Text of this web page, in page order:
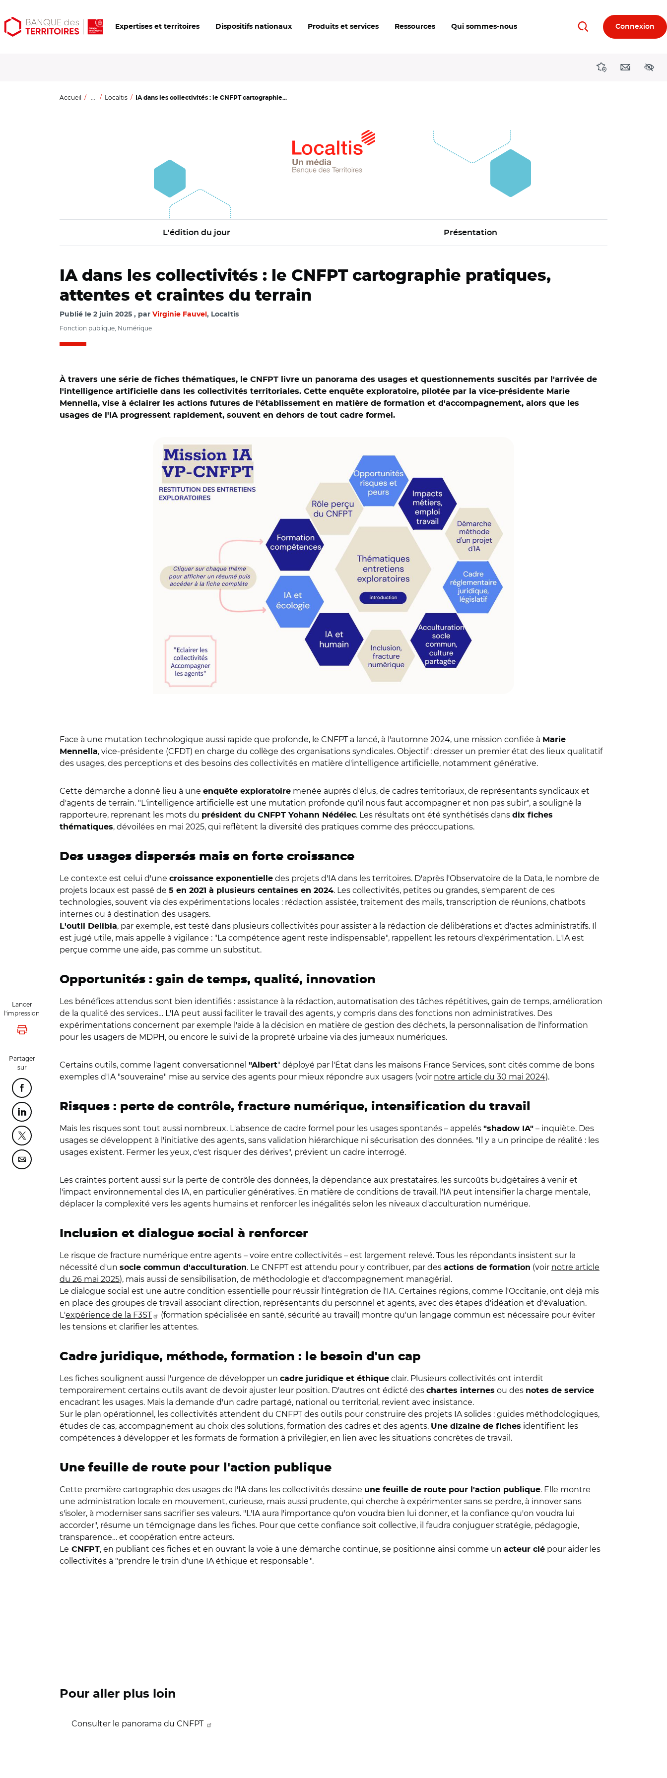
Aller
au
Aller
au
Ouvrir
les
Expertises et territoires Dispositifs nationaux Produits et services Ressources Qui sommes-nous RechercherConnexion
DirectionsContact
Accueil ... Localtis IA dans les collectivités : le CNFPT cartographie...
L'édition du jour Présentation
Lancer
l'impression
Lancer l'impression
Partager
sur
Partager cette page sur Facebook
Partager cette page sur Linkedin
Partager cette page sur Twitter
Partager cette page sur Courriel
IA dans les collectivités : le CNFPT cartographie pratiques,
attentes et craintes du terrain
Publié le 2 juin 2025 par Virginie Fauvel , Localtis
Fonction publique, Numérique
À travers une série de fiches thématiques, le CNFPT livre un panorama des usages et questionnements suscités par l'arrivée de
l'intelligence artificielle dans les collectivités territoriales. Cette enquête exploratoire, pilotée par la vice-présidente Marie
Mennella, vise à éclairer les actions futures de l'établissement en matière de formation et d'accompagnement, alors que les
usages de l'IA progressent rapidement, souvent en dehors de tout cadre formel.
Face à une mutation technologique aussi rapide que profonde, le CNFPT a lancé, à l'automne 2024, une mission confiée à Marie
Mennella, vice-présidente (CFDT) en charge du collège des organisations syndicales. Objectif : dresser un premier état des lieux qualitatif
des usages, des perceptions et des besoins des collectivités en matière d'intelligence artificielle, notamment générative.
Cette démarche a donné lieu à une enquête exploratoire menée auprès d'élus, de cadres territoriaux, de représentants syndicaux et
d'agents de terrain. "L'intelligence artificielle est une mutation profonde qu'il nous faut accompagner et non pas subir", a souligné la
rapporteure, reprenant les mots du président du CNFPT Yohann Nédélec. Les résultats ont été synthétisés dans dix fiches
thématiques, dévoilées en mai 2025, qui reflètent la diversité des pratiques comme des préoccupations.
Des usages dispersés mais en forte croissance
Le contexte est celui d'une croissance exponentielle des projets d'IA dans les territoires. D'après l'Observatoire de la Data, le nombre de
projets locaux est passé de 5 en 2021 à plusieurs centaines en 2024. Les collectivités, petites ou grandes, s'emparent de ces
technologies, souvent via des expérimentations locales : rédaction assistée, traitement des mails, transcription de réunions, chatbots
internes ou à destination des usagers.
L'outil Delibia, par exemple, est testé dans plusieurs collectivités pour assister à la rédaction de délibérations et d'actes administratifs. Il
est jugé utile, mais appelle à vigilance : "La compétence agent reste indispensable", rappellent les retours d'expérimentation. L'IA est
perçue comme une aide, pas comme un substitut.
Opportunités : gain de temps, qualité, innovation
Les bénéfices attendus sont bien identifiés : assistance à la rédaction, automatisation des tâches répétitives, gain de temps, amélioration
de la qualité des services… L'IA peut aussi faciliter le travail des agents, y compris dans des fonctions non administratives. Des
expérimentations concernent par exemple l'aide à la décision en matière de gestion des déchets, la personnalisation de l'information
pour les usagers de MDPH, ou encore le suivi de la propreté urbaine via des jumeaux numériques.
Certains outils, comme l'agent conversationnel "Albert" déployé par l'État dans les maisons France Services, sont cités comme de bons
exemples d'IA "souveraine" mise au service des agents pour mieux répondre aux usagers (voir notre article du 30 mai 2024).
Risques : perte de contrôle, fracture numérique, intensification du travail
Mais les risques sont tout aussi nombreux. L'absence de cadre formel pour les usages spontanés – appelés "shadow IA" – inquiète. Des
usages se développent à l'initiative des agents, sans validation hiérarchique ni sécurisation des données. "Il y a un principe de réalité : les
usages existent. Fermer les yeux, c'est risquer des dérives", prévient un cadre interrogé.
Les craintes portent aussi sur la perte de contrôle des données, la dépendance aux prestataires, les surcoûts budgétaires à venir et
l'impact environnemental des IA, en particulier génératives. En matière de conditions de travail, l'IA peut intensifier la charge mentale,
déplacer la complexité vers les agents humains et renforcer les inégalités selon les niveaux d'acculturation numérique.
Inclusion et dialogue social à renforcer
Le risque de fracture numérique entre agents – voire entre collectivités – est largement relevé. Tous les répondants insistent sur la
nécessité d'un socle commun d'acculturation. Le CNFPT est attendu pour y contribuer, par des actions de formation (voir notre article
du 26 mai 2025), mais aussi de sensibilisation, de méthodologie et d'accompagnement managérial.
Le dialogue social est une autre condition essentielle pour réussir l'intégration de l'IA. Certaines régions, comme l'Occitanie, ont déjà mis
en place des groupes de travail associant direction, représentants du personnel et agents, avec des étapes d'idéation et d'évaluation.
L'expérience de la F3ST
(formation spécialisée en santé, sécurité au travail) montre qu'un langage commun est nécessaire pour éviter
les tensions et clarifier les attentes.
Cadre juridique, méthode, formation : le besoin d'un cap
Les fiches soulignent aussi l'urgence de développer un cadre juridique et éthique clair. Plusieurs collectivités ont interdit
temporairement certains outils avant de devoir ajuster leur position. D'autres ont édicté des chartes internes ou des notes de service
encadrant les usages. Mais la demande d'un cadre partagé, national ou territorial, revient avec insistance.
Sur le plan opérationnel, les collectivités attendent du CNFPT des outils pour construire des projets IA solides : guides méthodologiques,
études de cas, accompagnement au choix des solutions, formation des cadres et des agents. Une dizaine de fiches identifient les
compétences à développer et les formats de formation à privilégier, en lien avec les situations concrètes de travail.
Une feuille de route pour l'action publique
Cette première cartographie des usages de l'IA dans les collectivités dessine une feuille de route pour l'action publique. Elle montre
une administration locale en mouvement, curieuse, mais aussi prudente, qui cherche à expérimenter sans se perdre, à innover sans
s'isoler, à moderniser sans sacrifier ses valeurs. "L'IA aura l'importance qu'on voudra bien lui donner, et la confiance qu'on voudra lui
accorder", résume un témoignage dans les fiches. Pour que cette confiance soit collective, il faudra conjuguer stratégie, pédagogie,
transparence… et coopération entre acteurs.
Le CNFPT, en publiant ces fiches et en ouvrant la voie à une démarche continue, se positionne ainsi comme un acteur clé pour aider les
collectivités à "prendre le train d'une IA éthique et responsable ".
Pour aller plus loin
Consulter le panorama du CNFPT